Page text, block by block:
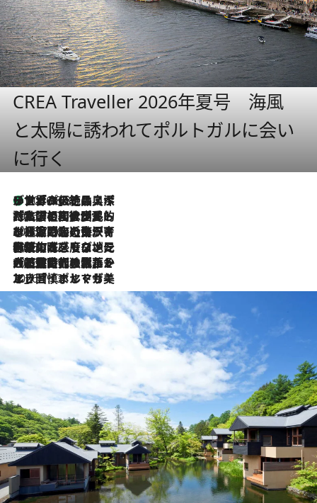
CREA Traveller 2026年夏号 海風
と太陽に誘われてポルトガルに会い
に行く
2026.8.8
リスボンの絶品スイーツ「パステル・デ・ナタ」とは？ポルトガル伝統の奥深い世界へ
2026.7.27
「私の祖国はポルトガル語です」国民的詩人フェルナンド・ペソアと、彼が愛した文学の街を歩く
2026.7.26
ポルトガル近海が育む極上の海の幸。キリリと冷えた白ワインと愉しむ、シーフード専門店の贅沢
2026.7.22
伝統の味をモダンに昇華。高感度な地元客が集う、リスボンの最旬ガストロノミー
2026.7.21
大航海時代の栄華から、震災、独裁、そして革命へ。ポルトガル・首都リスボンの石畳に刻まれた「歴史の光と影」
2026.7.13
エッセイ・ヤマザキマリ「慎ましくも美しき国 ポルトガル」